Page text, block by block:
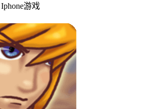
Iphone游戏